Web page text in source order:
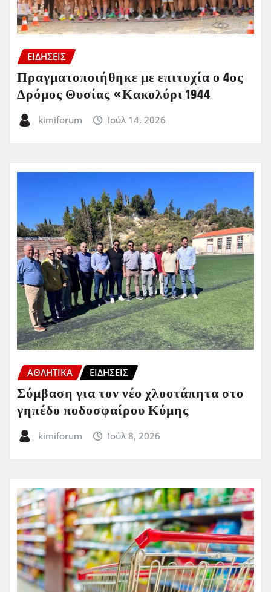
ΕΙΔΗΣΕΙΣ
Πραγματοποιήθηκε με επιτυχία ο 4ος
Δρόμος Θυσίας «Κακολύρι 1944
kimiforum Ιούλ 14, 2026
ΑΘΛΗΤΙΚΑ ΕΙΔΗΣΕΙΣ
Σύμβαση για τον νέο χλοοτάπητα στο
γηπέδο ποδοσφαίρου Κύμης
kimiforum Ιούλ 8, 2026